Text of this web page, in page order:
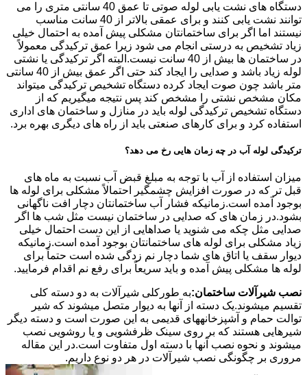
دستگاه های نشت یابی لوله صوتی تا عمق 40 سانتی متری را می
توانند نشت یابی کنند و برای عمقی بالاتر از 40 سانت مناسب
نیستند اما اگر برای ساختمانتان مشکلی پیش آمده به احتمال خیلی
زیاد تشخیص به درستی انجام می شود زیرا عمق ترکیدگی معمولاً
در ساختمان ها بیش از 40 سانت نیست.البته اگر ترکیدگی یا نشتی
لوله زیاد باشد و صدایی را ایجاد کند حتی اگر عمق بیش از 40 سانتی
متر باشد چون صوت ایجاد کرده دستگاه تشخیص ترکیدگی میتواند
مکان مشخص نشتی را مشخص کند پس نتیجه میگیریم که از
دستگاه تشخیص ترکیدگی لوله باید در منازل و ساختمان های اداری
استفاده کرد و برای کارهای صنعتی باید از راه های دیگری بهره برد.
ترکیدگی لوله آب در چه زمان هایی رخ می دهد؟
میزان استفاده از آب با توجه به مبلغ قبض آب نسبت به ماه های
قبل تر که در صورت افزایش چشمگیر احتمالاً مشکلی برای لوله ها
بوجود آمده است.زمانیکه فشار آب ساختمانتان دچار افت ناگهانی
بشود.در زمان های که صدایی در ساختمان نیست مثل شب ها اگر
صدایی مثل چکه می شنوید یا صداهایی از این دست احتمال خیلی
زیاد مشکلی برای لوله های ساختمانتان بوجود آمده است.زمانیکه
دیوار سقف یا اتاق های شما دچار نم زدگی شده است حتماً برای
لوله ها مشکلی پیش آمده و باید سریعاً برای رفع نم اقدام فرمایید.
نصب شیرآلات ساختمان:به طورکلی شیرآلات به دو دسته کلی
تقسیم میشوند.یک دسته از آنها به دیوار متصل میشوند که شیر
توالت حمام و آشپزخانههای قدیمی به این صورت است و دسته دیگر
شیرهایی هستند که بر روی سینک ظرفشویی و یا روشویی نصب
میشوند و نحوه نصب آنها با دسته اول متفاوت است.در این مقاله
مروری بر چگونگی نصب شیرآلات در هر دو نوع داریم.